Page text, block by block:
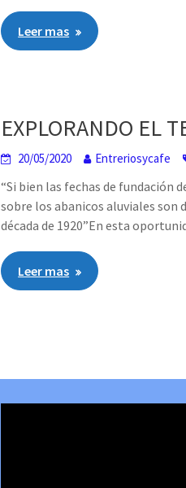
Leer mas
EXPLORANDO EL
20/05/2020 Entreriosycafe
“Si bien las fechas de fundación
sobre los abanicos aluviales son
década de 1920”En esta
Leer mas